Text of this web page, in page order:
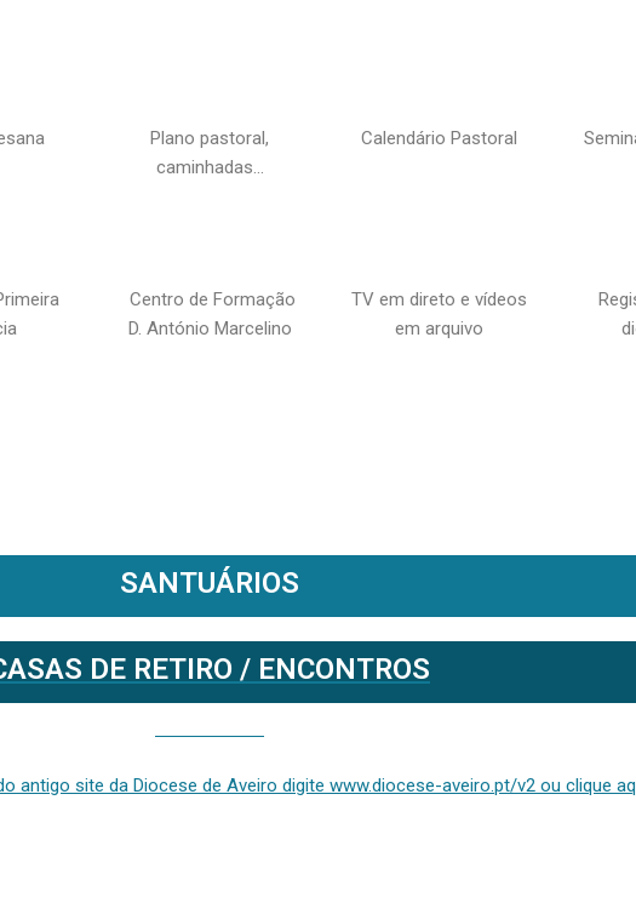
Plano pastoral,
caminhadas…
Calendário Pastoral
Centro de Formação
D. António Marcelino
TV em direto e vídeos
em arquivo
SANTUÁRIOS
DE RETIRO / ENCONTROS
antigo site da Diocese de Aveiro digite www.diocese-aveiro.pt/v2 ou clique